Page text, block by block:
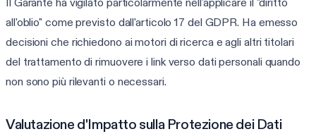
all'oblio" come previsto dall'articolo 17 del GDPR. Ha emesso
decisioni che richiedono ai motori di ricerca e agli altri titolari
del trattamento di rimuovere i link verso dati personali quando
non sono più rilevanti o necessari.
Valutazione d'Impatto sulla Protezione dei Dati